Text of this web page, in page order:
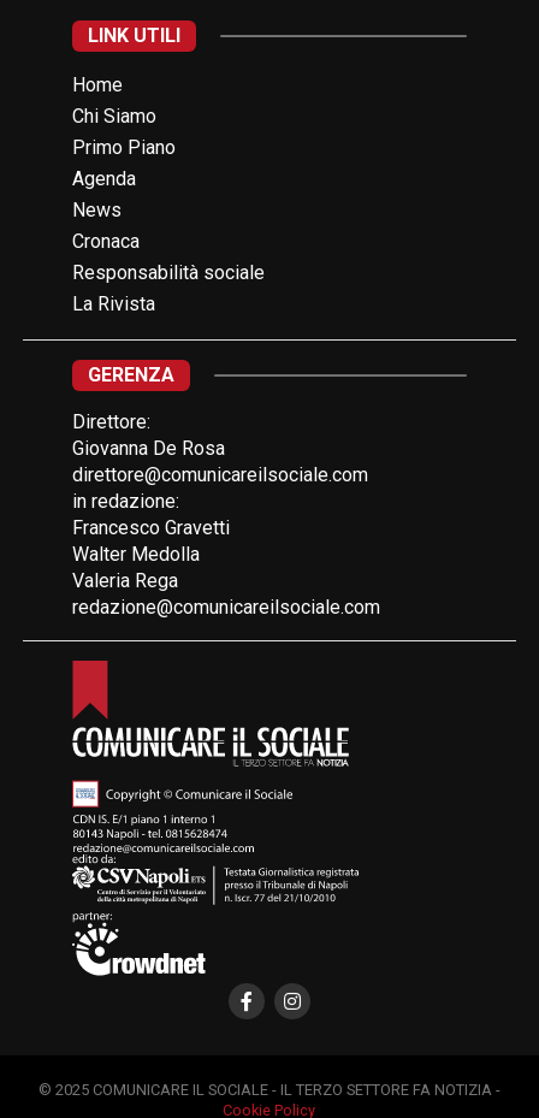
LINK UTILI
Home
Chi Siamo
Primo Piano
Agenda
News
Cronaca
Responsabilità sociale
La Rivista
GERENZA
Direttore:
Giovanna De Rosa
direttore@comunicareilsociale.com
in redazione:
Francesco Gravetti
Walter Medolla
Valeria Rega
redazione@comunicareilsociale.com
© 2025 COMUNICARE IL SOCIALE - IL TERZO SETTORE FA NOTIZIA -
Cookie Policy